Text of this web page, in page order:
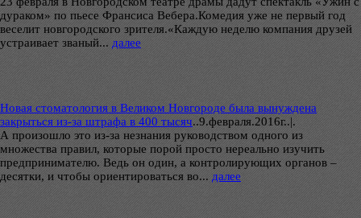
дураком» по пьесе Франсиса Вебера.Комедия уже не первый год
веселит новгородского зрителя.«Каждую неделю компания друзей
устраивает званый... далее
Новая стоматология в Великом Новгороде была вынуждена
закрыться из-за штрафа в 400 тысяч..9.февраля.2016г..|.
А произошло это из-за незнания руководством одного из
множества правил, которые порой просто нереально изучить
предпринимателю. Ведь он один, а контролирующих органов –
десятки, и чтобы ориентироваться во... далее